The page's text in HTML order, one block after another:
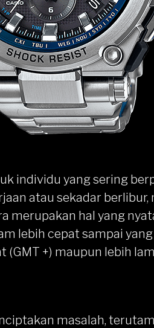
individu yang sering
atau sekadar
merupakan hal yang
lebih cepat sampai
(GMT +) maupun lebih
masalah,